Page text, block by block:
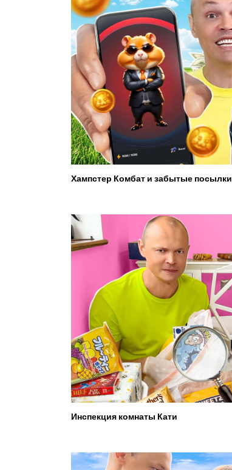
Хампстер Комбат и забытые посылки
Инспекция комнаты Кати